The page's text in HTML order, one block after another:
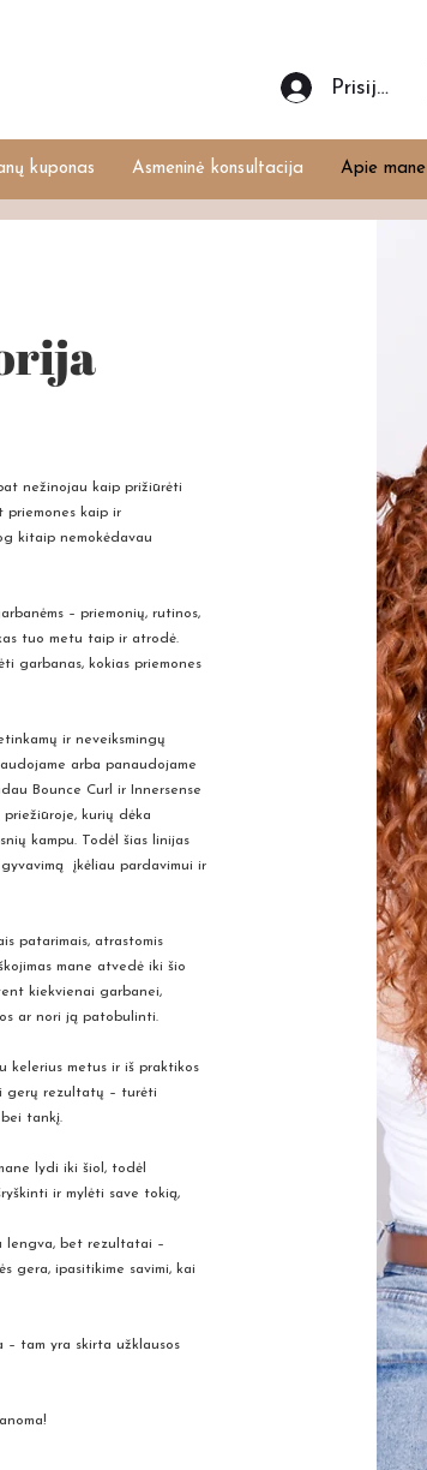
Prisijungti
kuponas Asmeninė konsultacija Apie mane
nežinojau kaip prižiūrėti
priemones kaip ir
kitaip nemokėdavau
– priemonių, rutinos,
tuo metu taip ir atrodė.
garbanas, kokias priemones
ir neveiksmingų
arba panaudojame
Bounce Curl ir Innersense
kurių dėka
kampu. Todėl šias linijas
įkėliau pardavimui ir
patarimais, atrastomis
mane atvedė iki šio
kiekvienai garbanei,
ar nori ją patobulinti.
kelerius metus ir iš praktikos
gerų rezultatų – turėti
tankį.
lydi iki šiol, todėl
ir mylėti save tokią,
lengva, bet rezultatai –
gera, ipasitikime savimi, kai
– tam yra skirta užklausos